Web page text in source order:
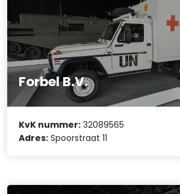
Forbel B.V.
KvK nummer: 32089565
Adres: Spoorstraat 11